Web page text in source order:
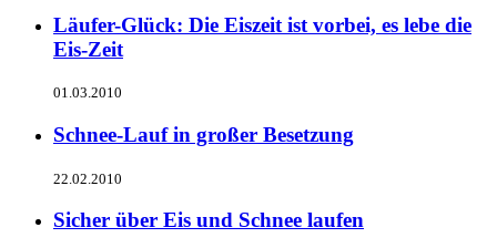
Läufer-Glück: Die Eiszeit ist vorbei, es lebe die
Eis-Zeit
01.03.2010
Schnee-Lauf in großer Besetzung
22.02.2010
Sicher über Eis und Schnee laufen